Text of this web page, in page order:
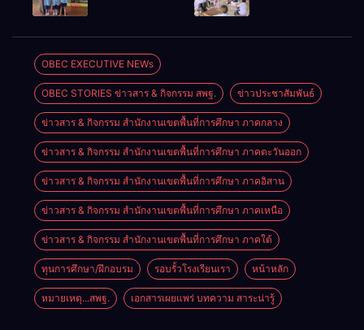
ต้นแบบ”
ระดับประเทศ
รุ่นที่ 3 ประจำ
ปีงบประมาณ
พ.ศ. 2569
International
Research
(ThaiCER)
2026
ปากพนัง
OBEC EXECUTIVE NEWs
OBEC STORIES ข่าวสาร & กิจกรรม สพฐ. ข่าวประชาสัมพันธ์
ข่าวสาร & กิจกรรม สำนักงานเขตพื้นที่การศึกษา ภาคกลาง
ข่าวสาร & กิจกรรม สำนักงานเขตพื้นที่การศึกษา ภาคตะวันออก
ข่าวสาร & กิจกรรม สำนักงานเขตพื้นที่การศึกษา ภาคอิสาน
ข่าวสาร & กิจกรรม สำนักงานเขตพื้นที่การศึกษา ภาคเหนือ
ข่าวสาร & กิจกรรม สำนักงานเขตพื้นที่การศึกษา ภาคใต้
ทุนการศึกษา/ฝึกอบรม รอบรั้วโรงเรียนเรา หน้าหลัก
หมายเหตุ...สพฐ. เอกสารเผยแพร่ บทความ สาระน่ารู้